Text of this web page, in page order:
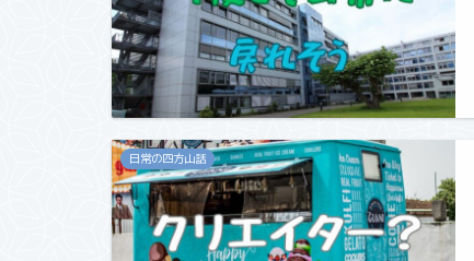
日常の四方山話